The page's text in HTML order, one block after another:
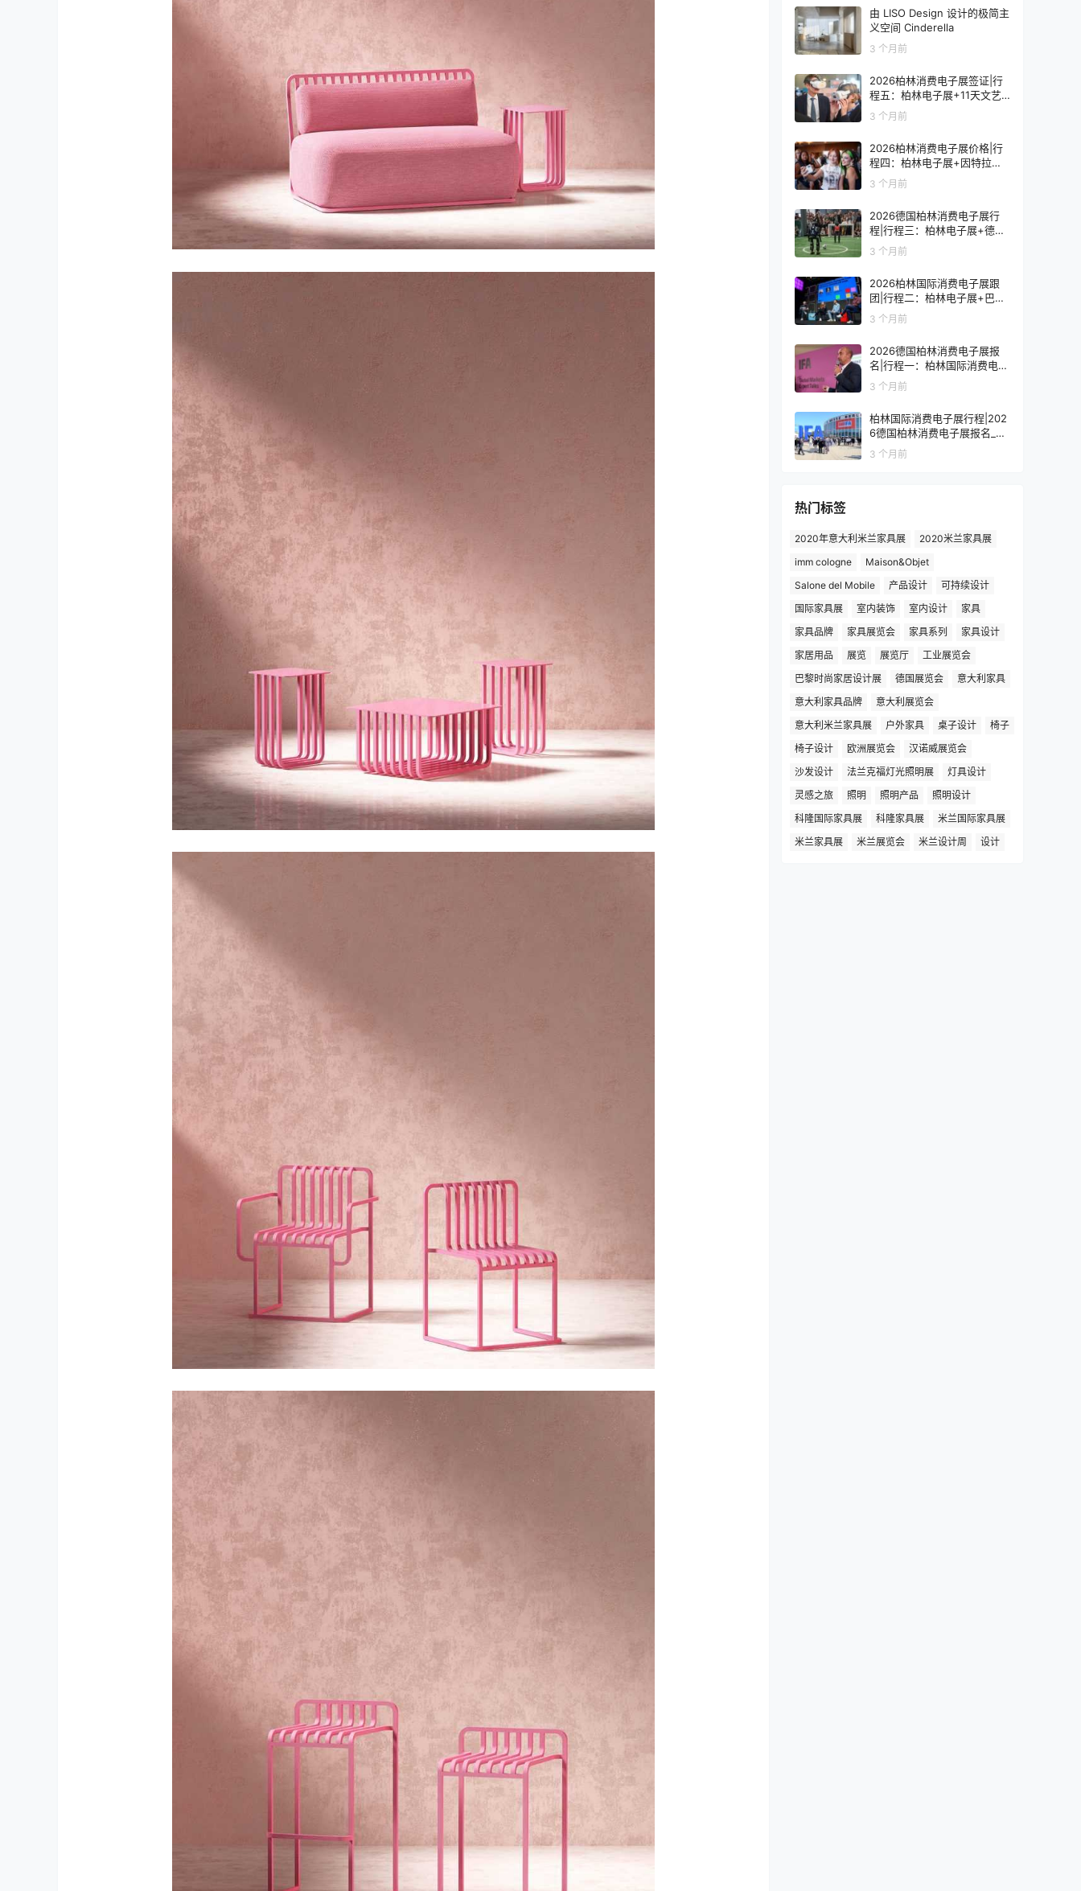
由 LISO Design 设计的极简主
义空间 Cinderella
3 个月前
2026柏林消费电子展签证|行
程五：柏林电子展+11天文艺
复兴之旅
3 个月前
2026柏林消费电子展价格|行
程四：柏林电子展+因特拉肯1
0天浪漫之旅
3 个月前
2026德国柏林消费电子展行
程|行程三：柏林电子展+德国
9天人文之旅
3 个月前
2026柏林国际消费电子展跟
团|行程二：柏林电子展+巴黎
8天艺术之旅
3 个月前
2026德国柏林消费电子展报
名|行程一：柏林国际消费电子
展观展7天
3 个月前
柏林国际消费电子展行程|202
6德国柏林消费电子展报名_价
格_门票_签证
3 个月前
热门标签
2020年意大利米兰家具展
2020米兰家具展
imm cologne
Maison&Objet
Salone del Mobile
产品设计
可持续设计
国际家具展
室内装饰 室内设计
家具
家具品牌
家具展览会 家具系列
家具设计
家居用品
展览 展览厅
工业展览会
巴黎时尚家居设计展
德国展览会
意大利家具
意大利家具品牌
意大利展览会
意大利米兰家具展
户外家具 桌子设计
椅子
椅子设计
欧洲展览会
汉诺威展览会
沙发设计
法兰克福灯光照明展
灯具设计
灵感之旅
照明 照明产品
照明设计
科隆国际家具展
科隆家具展
米兰国际家具展
米兰家具展
米兰展览会 米兰设计周 设计